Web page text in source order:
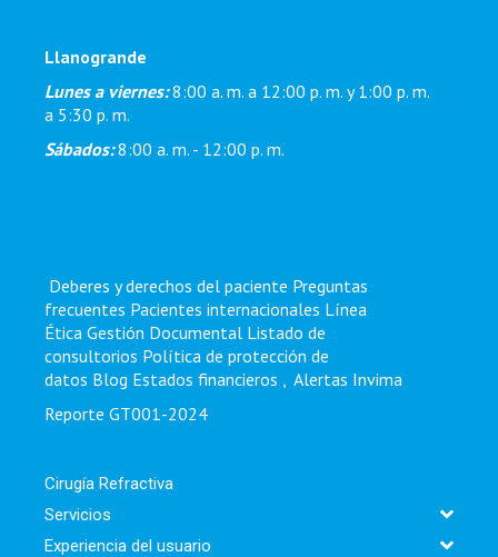
Llanogrande
Lunes a viernes:8:00 a. m. a 12:00 p. m. y 1:00 p. m.
a 5:30 p. m.
Sábados:8:00 a. m. - 12:00 p. m.
Deberes y derechos del paciente Preguntas
frecuentes Pacientes internacionales Línea
Ética Gestión Documental Listado de
consultorios Política de protección de
datos Blog Estados financieros
Alertas Invima
Reporte GT001-2024
Cirugía Refractiva
Servicios
Experiencia del usuario